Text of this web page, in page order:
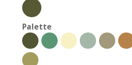
Palette